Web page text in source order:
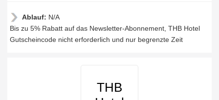
Ablauf: N/A
Bis zu 5% Rabatt auf das Newsletter-Abonnement, THB Hotel
Gutscheincode nicht erforderlich und nur begrenzte Zeit
THB